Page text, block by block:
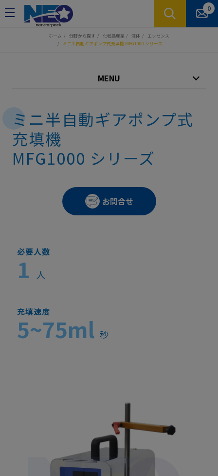
0
ホーム 分野から探す 化粧品産業 液体
エッセンス
ミニ半自動ギアポンプ式充填機 MFG1000 シリーズ
MENU
ミニ半自動ギアポンプ式
充填機
MFG1000 シリーズ
お問合せ
必要人数
1 人
充填速度
5~75ml 秒
クッキー利用の管理について